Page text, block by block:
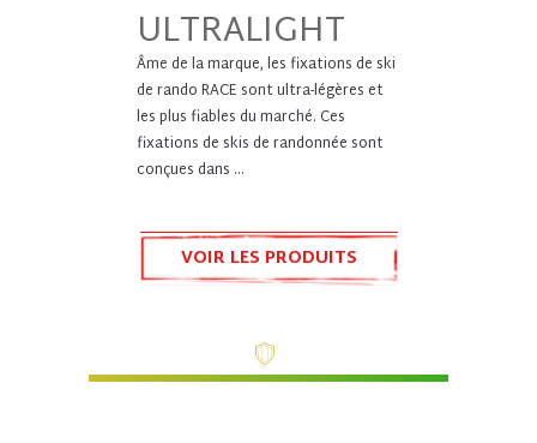
ULTRALIGHT
Âme de la marque, les fixations de ski
de rando RACE sont ultra-légères et
les plus fiables du marché. Ces
fixations de skis de randonnée sont
conçues dans ...
VOIR LES PRODUITS